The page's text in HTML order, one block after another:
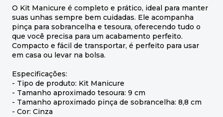
O Kit Manicure é completo e prático, ideal para manter
suas unhas sempre bem cuidadas. Ele acompanha
pinça para sobrancelha e tesoura, oferecendo tudo o
que você precisa para um acabamento perfeito.
Compacto e fácil de transportar, é perfeito para usar
em casa ou levar na bolsa.
Especificações:
- Tipo de produto: Kit Manicure
- Tamanho aproximado tesoura: 9 cm
- Tamanho aproximado pinça de sobrancelha: 8,8 cm
- Cor: Cinza